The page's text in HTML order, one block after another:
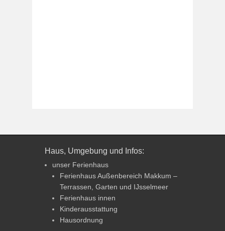
Haus, Umgebung und Infos:
unser Ferienhaus
Ferienhaus Außenbereich Makkum –
Terrassen, Garten und IJsselmeer
Ferienhaus innen
Kinderausstattung
Hausordnung